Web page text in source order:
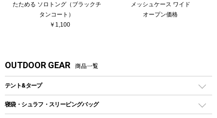
たためる ソロトング（ブラックチ
タンコート）
￥1,100
メッシュケース ワイド
オープン価格
OUTDOOR GEAR 商品一覧
テント&タープ
テント
寝袋・シュラフ・スリーピングバッグ